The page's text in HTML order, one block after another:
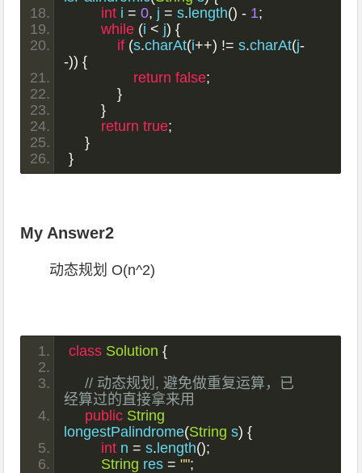
int i = 0, j = s. length() - 1;
while (i < j) {
if (s.charAt(i++) != s.charAt(j-
-)) {
return false;
}
}
return true;
}
}
My Answer2
动态规划 O(n^2)
class Solution {
// 动态规划, 避免做重复运算，已
经算过的直接拿来用
public String
longestPalindrome(String s) {
int n = s. length();
String res = "";